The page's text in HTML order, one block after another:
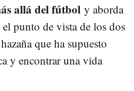
allá del fútbol y aborda
punto de vista de los dos
que ha supuesto
y encontrar una vida